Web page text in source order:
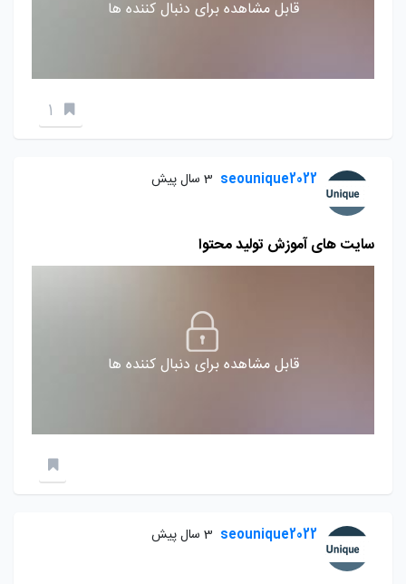
قابل مشاهده برای دنبال کننده ها
1
seounique2022 3 سال پیش
سایت های آموزش تولید محتوا
قابل مشاهده برای دنبال کننده ها
seounique2022 3 سال پیش